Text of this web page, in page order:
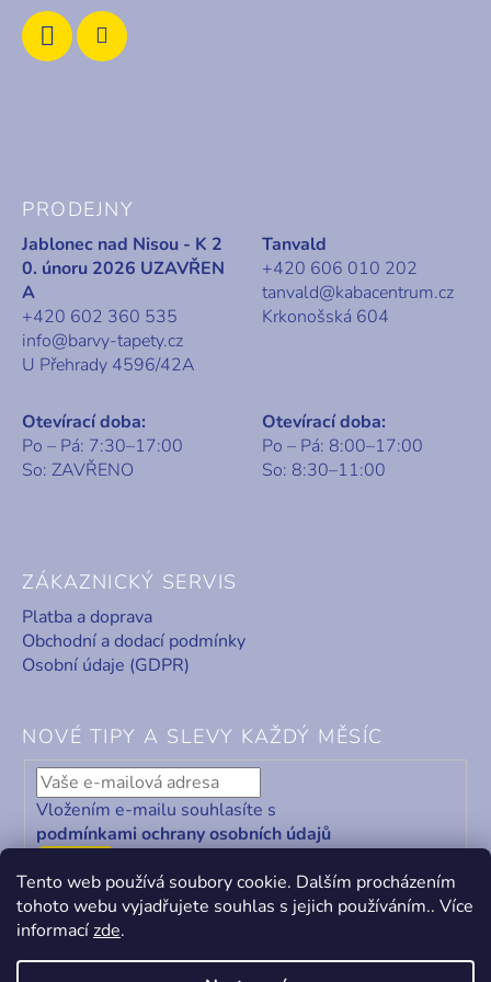
Tento web používá soubory cookie. Dalším procházením
tohoto webu vyjadřujete souhlas s jejich používáním.. Více
informacízde.
PRODEJNY
Jablonec nad Nisou - K 2
0. únoru 2026 UZAVŘEN
A
+420 602 360 535
info@barvy-tapety.cz
U Přehrady 4596/42A
Tanvald
+420 606 010 202
tanvald@kabacentrum.cz
Krkonošská 604
Otevírací doba:
Po – Pá: 7:30–17:00
So: ZAVŘENO
Otevírací doba:
Po – Pá: 8:00–17:00
So: 8:30–11:00
ZÁKAZNICKÝ SERVIS
Platba a doprava
Obchodní a dodací podmínky
Osobní údaje (GDPR)
NOVÉ TIPY A SLEVY KAŽDÝ MĚSÍC
Vložením e-mailu souhlasíte s
podmínkami ochrany osobních údajů
ODEBÍRAT